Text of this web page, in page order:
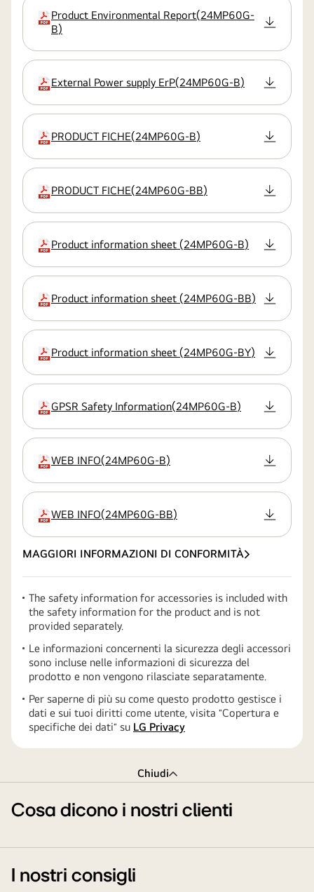
estensione
Product Environmental Report(24MP60G-
B)
estensione
External Power supply ErP(24MP60G-B)
estensione
PRODUCT FICHE(24MP60G-B)
estensione
PRODUCT FICHE(24MP60G-BB)
estensione
Product information sheet (24MP60G-B)
estensione
Product information sheet (24MP60G-BB)
estensione
Product information sheet (24MP60G-BY)
estensione
GPSR Safety Information(24MP60G-B)
estensione
WEB INFO(24MP60G-B)
estensione
WEB INFO(24MP60G-BB)
MAGGIORI INFORMAZIONI DI CONFORMITÀ
The safety information for accessories is included with
the safety information for the product and is not
provided separately.
Le informazioni concernenti la sicurezza degli accessori
sono incluse nelle informazioni di sicurezza del
prodotto e non vengono rilasciate separatamente.
Per saperne di più su come questo prodotto gestisce i
dati e sui tuoi diritti come utente, visita ″Copertura e
specifiche dei dati″ su LG Privacy
Chiudi
Cosa dicono i nostri clienti
I nostri consigli